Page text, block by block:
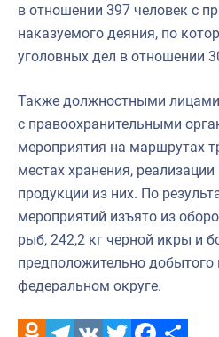
в отношении 397 человек с
наказуемого деяния, по
уголовных дел в отношении
Также должностными
с правоохранительными
мероприятия на маршрутах
местах хранения,
продукции из них. По
мероприятий изъято из
рыб, 242,2 кг черной икры и
предположительно
федеральном округе.